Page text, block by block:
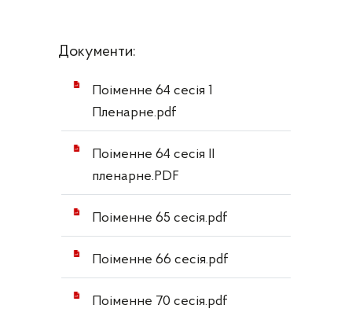
Документи:
Поіменне 64 сесія 1
Пленарне.pdf
Поіменне 64 сесія ІІ
пленарне.PDF
Поіменне 65 сесія.pdf
Поіменне 66 сесія.pdf
Поіменне 70 сесія.pdf